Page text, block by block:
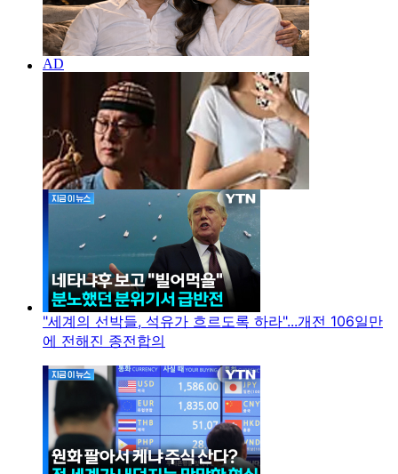
"세계의 선박들, 석유가 흐르도록 하라"...개전 106일만
에 전해진 종전합의